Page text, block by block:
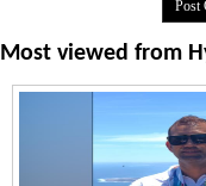
Most viewed from